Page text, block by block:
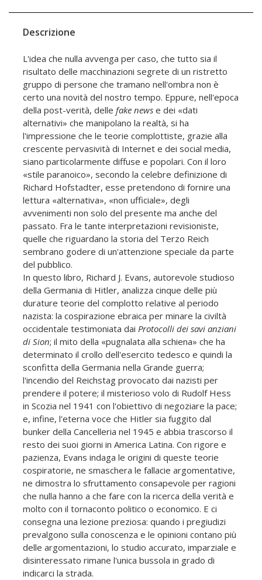
Descrizione
L'idea che nulla avvenga per caso, che tutto sia il
risultato delle macchinazioni segrete di un ristretto
gruppo di persone che tramano nell'ombra non è
certo una novità del nostro tempo. Eppure, nell'epoca
della post-verità, delle fake news e dei «dati
alternativi» che manipolano la realtà, si ha
l'impressione che le teorie complottiste, grazie alla
crescente pervasività di Internet e dei social media,
siano particolarmente diffuse e popolari. Con il loro
«stile paranoico», secondo la celebre definizione di
Richard Hofstadter, esse pretendono di fornire una
lettura «alternativa», «non ufficiale», degli
avvenimenti non solo del presente ma anche del
passato. Fra le tante interpretazioni revisioniste,
quelle che riguardano la storia del Terzo Reich
sembrano godere di un'attenzione speciale da parte
del pubblico.
In questo libro, Richard J. Evans, autorevole studioso
della Germania di Hitler, analizza cinque delle più
durature teorie del complotto relative al periodo
nazista: la cospirazione ebraica per minare la civiltà
occidentale testimoniata dai Protocolli dei savi anziani
di Sion; il mito della «pugnalata alla schiena» che ha
determinato il crollo dell'esercito tedesco e quindi la
sconfitta della Germania nella Grande guerra;
l'incendio del Reichstag provocato dai nazisti per
prendere il potere; il misterioso volo di Rudolf Hess
in Scozia nel 1941 con l'obiettivo di negoziare la pace;
e, infine, l'eterna voce che Hitler sia fuggito dal
bunker della Cancelleria nel 1945 e abbia trascorso il
resto dei suoi giorni in America Latina. Con rigore e
pazienza, Evans indaga le origini di queste teorie
cospiratorie, ne smaschera le fallacie argomentative,
ne dimostra lo sfruttamento consapevole per ragioni
che nulla hanno a che fare con la ricerca della verità e
molto con il tornaconto politico o economico. E ci
consegna una lezione preziosa: quando i pregiudizi
prevalgono sulla conoscenza e le opinioni contano più
delle argomentazioni, lo studio accurato, imparziale e
disinteressato rimane l'unica bussola in grado di
indicarci la strada.